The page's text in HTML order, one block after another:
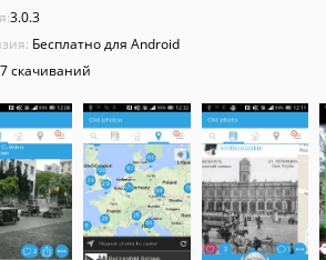
3.0.3
Бесплатно для Android
скачиваний